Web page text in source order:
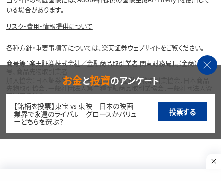
いる場合があります。
リスク・費用・情報提供について
各種方針・重要事項等については、楽天証券ウェブサイトをご覧ください。
商号等：楽天証券株式会社／金融商品取引業者 関東財務局長（金商）第195
加入協会：日本証券業協会、一般社団法人金融先物取引業協会、日本商品
先物取引協会、一般社団法人第二種金融商品取引業協会、一般社団法人資
産運用業協会
Copyright©
1999-2026 Rakuten Securities, Inc. All
お金と投資のアンケート
【銘柄を投票】東宝 vs 東映 日本の映画
業界で永遠のライバル グロースかバリュ
ーどちらを選ぶ？
投票する